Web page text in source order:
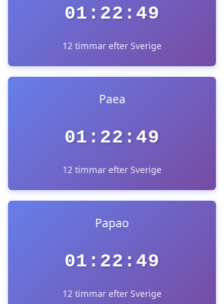
01:22:49
12 timmar efter Sverige
Paea
01:22:49
12 timmar efter Sverige
Papao
01:22:49
12 timmar efter Sverige